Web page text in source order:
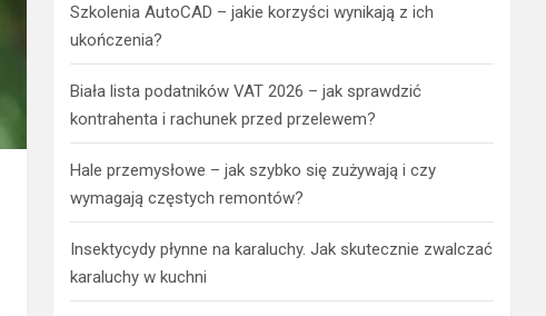
Szkolenia AutoCAD – jakie korzyści wynikają z ich
ukończenia?
Biała lista podatników VAT 2026 – jak sprawdzić
kontrahenta i rachunek przed przelewem?
Hale przemysłowe – jak szybko się zużywają i czy
wymagają częstych remontów?
Insektycydy płynne na karaluchy. Jak skutecznie zwalczać
karaluchy w kuchni